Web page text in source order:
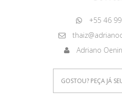
+55 46
Adriano
GOSTOU? PEÇA JÁ